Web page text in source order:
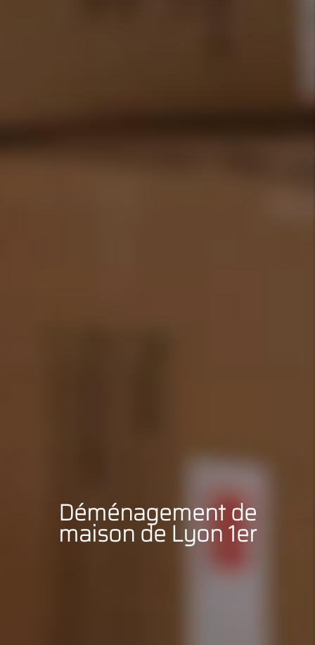
Déménagement de
maison de Lyon 1er